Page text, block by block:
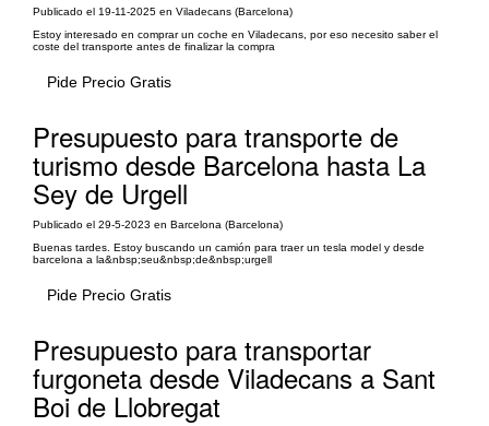
Publicado el 19-11-2025 en Viladecans (Barcelona)
Estoy interesado en comprar un coche en Viladecans, por eso necesito saber el
coste del transporte antes de finalizar la compra
Pide Precio Gratis
Presupuesto para transporte de
turismo desde Barcelona hasta La
Sey de Urgell
Publicado el 29-5-2023 en Barcelona (Barcelona)
Buenas tardes. Estoy buscando un camión para traer un tesla model y desde
barcelona a la&nbsp;seu&nbsp;de&nbsp;urgell
Pide Precio Gratis
Presupuesto para transportar
furgoneta desde Viladecans a Sant
Boi de Llobregat